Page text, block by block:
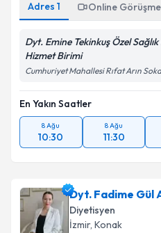
Adres 1 Online Görüşme
Dyt. Emine Tekinkuş Özel
Hizmet Birimi
Cumhuriyet Mahallesi Rıfat Arın
En Yakın Saatler
8 Ağu
10:30
8 Ağu
11:30
Dyt. Fadime Gül
Diyetisyen
İzmir, Konak